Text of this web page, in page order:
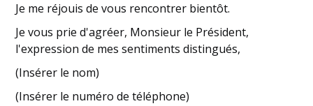
Je me réjouis de vous rencontrer bientôt.
Je vous prie d'agréer, Monsieur le Président,
l'expression de mes sentiments distingués,
(Insérer le nom)
(Insérer le numéro de téléphone)